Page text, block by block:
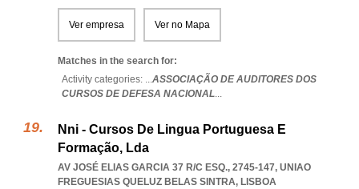
Ver empresa Ver no Mapa
Matches in the search for:
Activity categories: ...ASSOCIAÇÃO DE AUDITORES DOS
CURSOS DE DEFESA NACIONAL...
Nni - Cursos De Lingua Portuguesa E
Formação, Lda
AV JOSÉ ELIAS GARCIA 37 R/C ESQ., 2745-147, UNIAO
FREGUESIAS QUELUZ BELAS SINTRA, LISBOA